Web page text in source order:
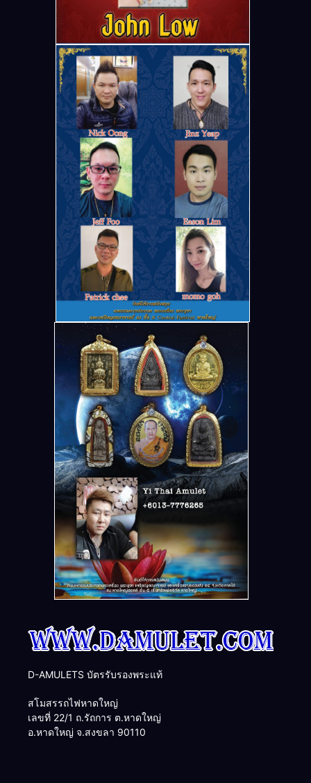
D-AMULETS บัตรรับรองพระแท้
สโมสรรถไฟหาดใหญ่
เลขที่ 22/1 ถ.รัถการ ต.หาดใหญ่
อ.หาดใหญ่ จ.สงขลา 90110